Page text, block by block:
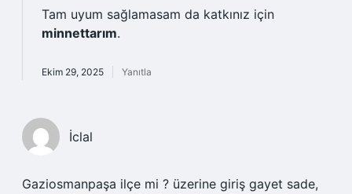
Tam uyum sağlamasam da katkınız için
minnettarım.
Ekim 29, 2025 Yanıtla
İclal
Gaziosmanpaşa ilçe mi ? üzerine giriş gayet sade,